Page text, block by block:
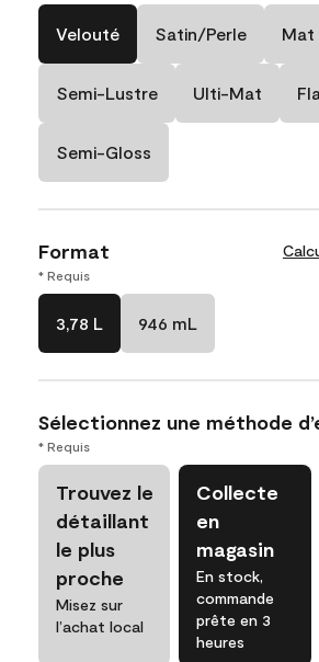
Velouté Satin/Perle Mat
Semi-Lustre Ulti-Mat
Semi-Gloss
Format
* Requis
3,78 L 946 mL
Sélectionnez une méthode
* Requis
Trouvez le
détaillant
le plus
proche
Misez sur
l’achat local
Collecte
en
magasin
En stock,
commande
prête en 3
heures